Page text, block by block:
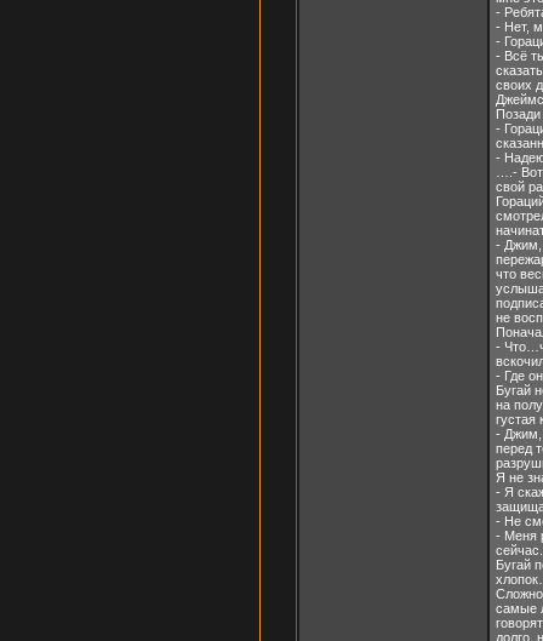
-
- Нет,
-
- Всё
своих
-
-
….-
свой
- Джим,
что
не
-
- Где
Бугай
на
густая
- Джим,
перед
Я не
- Я
- Не
- Меня
сейчас.
Бугай
Сложно
самые
долго,